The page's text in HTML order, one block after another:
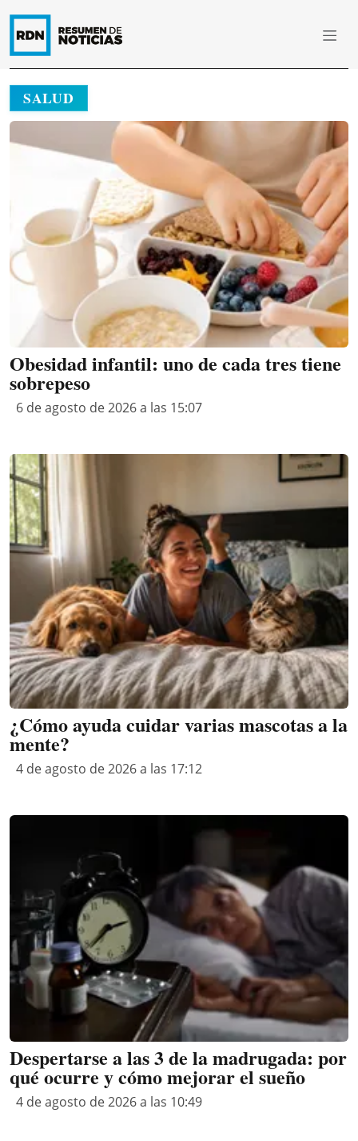
SALUD
Obesidad infantil: uno de cada tres tiene
sobrepeso
6 de agosto de 2026 a las 15:07
¿Cómo ayuda cuidar varias mascotas a la
mente?
4 de agosto de 2026 a las 17:12
Despertarse a las 3 de la madrugada: por
qué ocurre y cómo mejorar el sueño
4 de agosto de 2026 a las 10:49